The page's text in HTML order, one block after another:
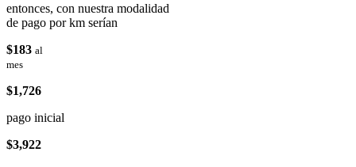
entonces, con nuestra modalidad
de pago por km serían
$183 al
mes
$1,726
pago inicial
$3,922